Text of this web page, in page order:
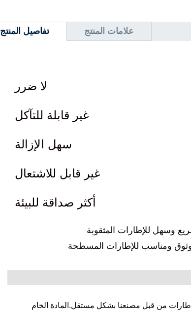
تفاصيل المنتج علامات المنتج
لا ضرر
غير قابلة للتآكل
سهل الإزالة
غير قابل للاشتعال
أكثر صداقة للبيئة
وسهل للإطارات المثقوبة
ومناسب للإطارات المسطحة
من قبل مصنعنا بشكل مستقل.المادة الخام